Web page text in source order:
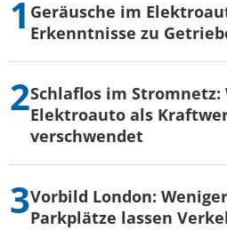
Geräusche im
Erkenntnisse zu
Schlaflos im Stromnetz:
Elektroauto als
verschwendet
Vorbild London:
Parkplätze lassen